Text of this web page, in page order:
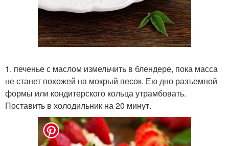
1. печенье с маслом измельчить в блендере, пока масса
не станет похожей на мокрый песок. Ею дно разъемной
формы или кондитерского кольца утрамбовать.
Поставить в холодильник на 20 минут.